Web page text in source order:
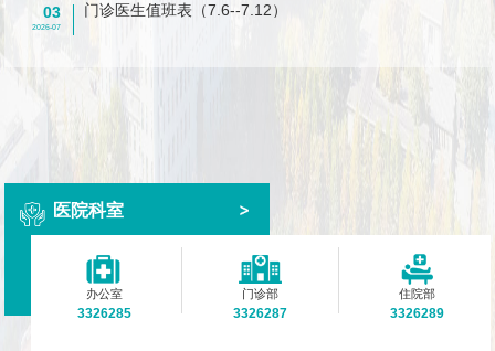
03
2026-07
门诊医生值班表（7.6--7.12）
医院科室
办公室
3326285
门诊部
3326287
住院部
3326289